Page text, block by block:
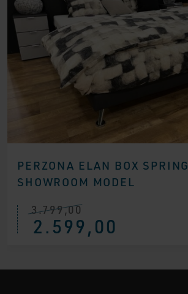
PERZONA ELAN BOX SPRING
SHOWROOM MODEL
3.799,00
Ursprünglicher
Preis
war:
2.599,00
Aktueller
Preis
ist: